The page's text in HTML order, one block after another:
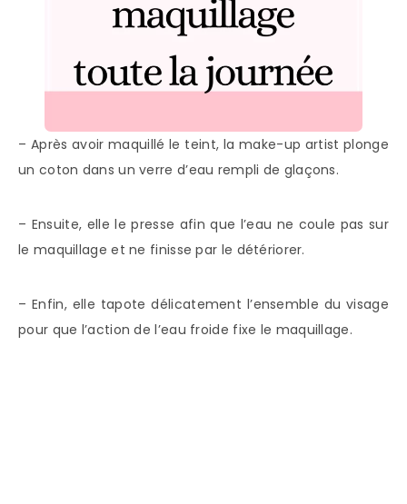
– Après avoir maquillé le teint, la make-up artist plonge
un coton dans un verre d’eau rempli de glaçons.
– Ensuite, elle le presse afin que l’eau ne coule pas sur
le maquillage et ne finisse par le détériorer.
– Enfin, elle tapote délicatement l’ensemble du visage
pour que l’action de l’eau froide fixe le maquillage.